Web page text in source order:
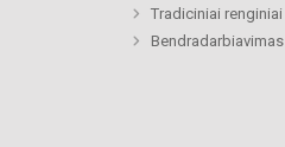
Tradiciniai renginiai
Bendradarbiavimas